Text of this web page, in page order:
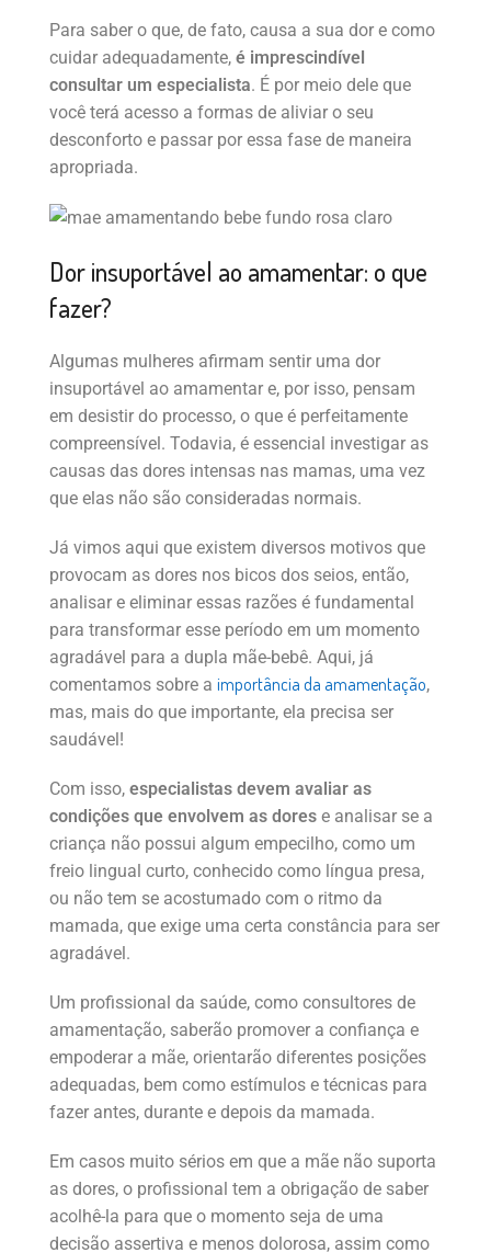
Para saber o que, de fato, causa a sua dor e como
cuidar adequadamente, é imprescindível
consultar um especialista. É por meio dele que
você terá acesso a formas de aliviar o seu
desconforto e passar por essa fase de maneira
apropriada.
Dor insuportável ao amamentar: o que
fazer?
Algumas mulheres afirmam sentir uma dor
insuportável ao amamentar e, por isso, pensam
em desistir do processo, o que é perfeitamente
compreensível. Todavia, é essencial investigar as
causas das dores intensas nas mamas, uma vez
que elas não são consideradas normais.
Já vimos aqui que existem diversos motivos que
provocam as dores nos bicos dos seios, então,
analisar e eliminar essas razões é fundamental
para transformar esse período em um momento
agradável para a dupla mãe-bebê. Aqui, já
comentamos sobre a importância da amamentação,
mas, mais do que importante, ela precisa ser
saudável!
Com isso, especialistas devem avaliar as
condições que envolvem as dores e analisar se a
criança não possui algum empecilho, como um
freio lingual curto, conhecido como língua presa,
ou não tem se acostumado com o ritmo da
mamada, que exige uma certa constância para ser
agradável.
Um profissional da saúde, como consultores de
amamentação, saberão promover a confiança e
empoderar a mãe, orientarão diferentes posições
adequadas, bem como estímulos e técnicas para
fazer antes, durante e depois da mamada.
Em casos muito sérios em que a mãe não suporta
as dores, o profissional tem a obrigação de saber
acolhê-la para que o momento seja de uma
decisão assertiva e menos dolorosa, assim como